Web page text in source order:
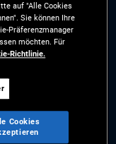
für Deutsche
nicht als
vor einer
dieser
auf "Alle Cookies
Sie können Ihre
Präferenzmanager
möchten. Für
Richtlinie.
Cookies